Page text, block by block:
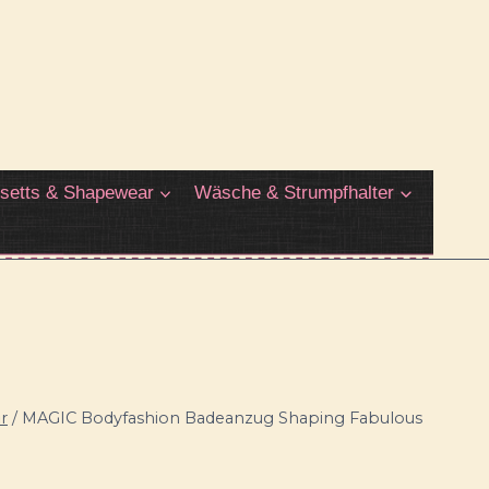
& Shapewear Wäsche & Strumpfhalter
/ MAGIC Bodyfashion Badeanzug Shaping Fabulous